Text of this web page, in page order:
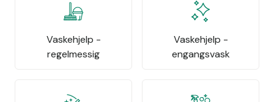
Vaskehjelp -
regelmessig
Vaskehjelp -
engangsvask